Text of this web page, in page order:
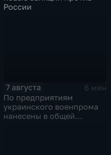
России
7 августа
6 мин
По предприятиям
украинского военпрома
нанесены в общей